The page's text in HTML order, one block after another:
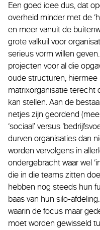
Een goed idee dus, dat
overheid minder met de
en meer vanuit de
grote valkuil voor
serieus vorm willen
projecten voor al die
oude structuren, hiermee
matrixorganisatie terecht
kan stellen. Aan de
netjes zijn geordend
‘sociaal’ versus
durven organisaties dan
worden vervolgens in
ondergebracht waar wel
die in die teams zitten
hebben nog steeds hun
baas van hun silo-
waarin de focus maar
moet worden gewisseld